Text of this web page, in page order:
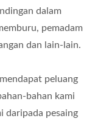
dalam
pemadam
dan lain-lain.
peluang
bahan kami
daripada pesaing